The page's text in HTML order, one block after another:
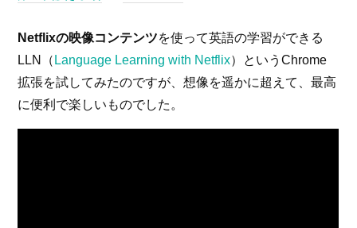
Netflixの映像コンテンツを使って英語の学習ができる
LLN（ Language Learning with Netflix）というChrome
拡張を試してみたのですが、想像を遥かに超えて、最高
に便利で楽しいものでした。